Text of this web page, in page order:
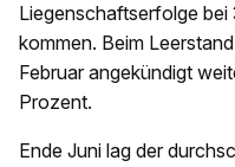
Liegenschaftserfolge
kommen. Beim
Februar angekündigt
Prozent.
Ende Juni lag der